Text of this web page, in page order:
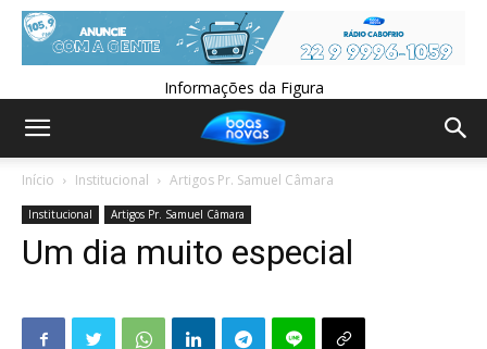
Informações da Figura
Início Institucional Artigos Pr. Samuel Câmara
Institucional Artigos Pr. Samuel Câmara
Um dia muito especial